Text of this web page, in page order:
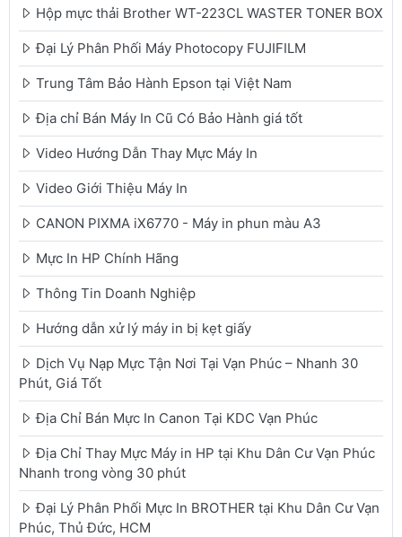
Hộp mực thải Brother WT-223CL WASTER TONER BOX
Đại Lý Phân Phối Máy Photocopy FUJIFILM
Trung Tâm Bảo Hành Epson tại Việt Nam
Địa chỉ Bán Máy In Cũ Có Bảo Hành giá tốt
Video Hướng Dẫn Thay Mực Máy In
Video Giới Thiệu Máy In
CANON PIXMA iX6770 - Máy in phun màu A3
Mực In HP Chính Hãng
Thông Tin Doanh Nghiệp
Hướng dẫn xử lý máy in bị kẹt giấy
Dịch Vụ Nạp Mực Tận Nơi Tại Vạn Phúc – Nhanh 30
Phút, Giá Tốt
Địa Chỉ Bán Mực In Canon Tại KDC Vạn Phúc
Địa Chỉ Thay Mực Máy in HP tại Khu Dân Cư Vạn Phúc
Nhanh trong vòng 30 phút
Đại Lý Phân Phối Mực In BROTHER tại Khu Dân Cư Vạn
Phúc, Thủ Đức, HCM